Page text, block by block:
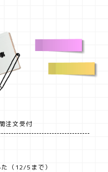
注文受付
（12/5まで）